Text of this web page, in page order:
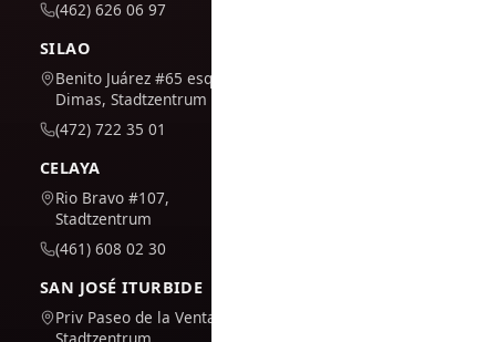
(462) 626 06 97
SILAO
Benito Juárez #65 esq. San
Dimas, Stadtzentrum
(472) 722 35 01
CELAYA
Rio Bravo #107,
Stadtzentrum
(461) 608 02 30
SAN JOSÉ ITURBIDE
Priv Paseo de la Venta #7,